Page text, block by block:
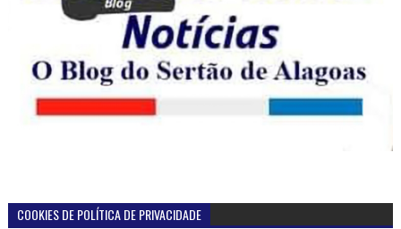
COOKIES DE POLÍTICA DE PRIVACIDADE